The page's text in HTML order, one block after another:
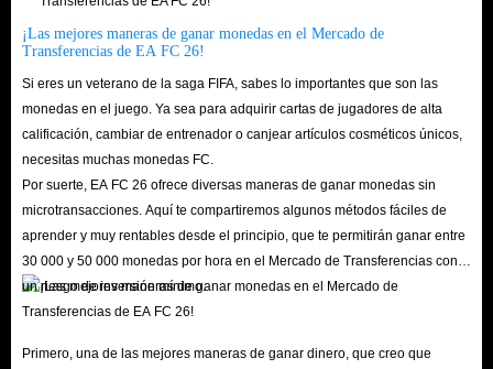
Las monedas de FC 26 funcionan como moneda virtual dentro del juego.
Los jugadores pueden usarlas para comprar artículos como paquetes de
jugador, consumibles y otros bienes virtuales que mejoran su experiencia de
Además, las monedas de EA Sports FC 26 también se pueden usar para
participar en eventos especiales, torneos o desafíos dentro del juego, lo que
brinda a los jugadores la oportunidad de ganar recompensas y progresar.
Las monedas añaden un elemento de estrategia y facilitan la toma de
decisiones a los jugadores, ya que administran sus recursos y toman
decisiones sobre cómo utilizarlas mejor.
¡Las mejores maneras de ganar monedas en el Mercado de
Transferencias de EA FC 26!
Si eres un veterano de la saga FIFA, sabes lo importantes que son las
monedas en el juego. Ya sea para adquirir cartas de jugadores de alta
calificación, cambiar de entrenador o canjear artículos cosméticos únicos,
necesitas muchas monedas FC.
Por suerte, EA FC 26 ofrece diversas maneras de ganar monedas sin
microtransacciones. Aquí te compartiremos algunos métodos fáciles de
aprender y muy rentables desde el principio, que te permitirán ganar entre
30 000 y 50 000 monedas por hora en el Mercado de Transferencias con
un riesgo de inversión mínimo.
Primero, una de las mejores maneras de ganar dinero, que creo que